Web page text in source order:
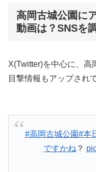
高岡古城公園に
動画は？SNSを
X(Twitter)を中心に、高
目撃情報もアップされ
#高岡古城公園#本
ですかね ？